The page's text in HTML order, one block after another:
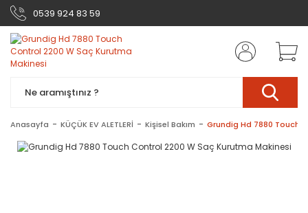
0539 924 83 59
Anasayfa KÜÇÜK EV ALETLERİ Kişisel Bakım Grundig Hd 7880 Touch